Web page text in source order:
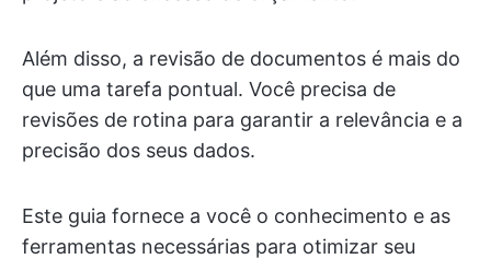
Além disso, a revisão de documentos é mais do
que uma tarefa pontual. Você precisa de
revisões de rotina para garantir a relevância e a
precisão dos seus dados.
Este guia fornece a você o conhecimento e as
ferramentas necessárias para otimizar seu